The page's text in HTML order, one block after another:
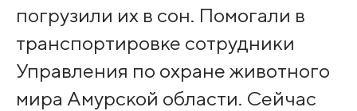
погрузили их в сон. Помогали в
транспортировке сотрудники
Управления по охране животного
мира Амурской области. Сейчас